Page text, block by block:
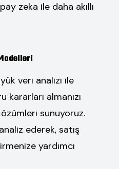
zeka ile daha akıllı
veri analizi ile
almanızı
sunuyoruz.
ederek, satış
yardımcı